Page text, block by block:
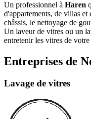
Un professionnel à Haren
d'appartements, de villas et
châssis, le nettoyage de
Un laveur de vitres ou un
entretenir les vitres de
Entreprises de
Lavage de vitres